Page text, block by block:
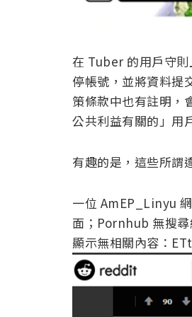
在 Tuber 的用戶守
停帳號，並將資料提
策條款中也有註明，
公共利益有關的」用
有趣的是，這些所謂
一位 AmEP_Linyu
面；Pornhub 無搜尋
顯示無相關內容：